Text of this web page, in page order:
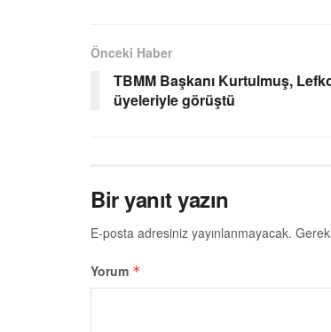
Önceki Haber
TBMM Başkanı Kurtulmuş,
üyeleriyle görüştü
Bir yanıt yazın
E-posta adresiniz yayınlanmayacak.
Yorum *